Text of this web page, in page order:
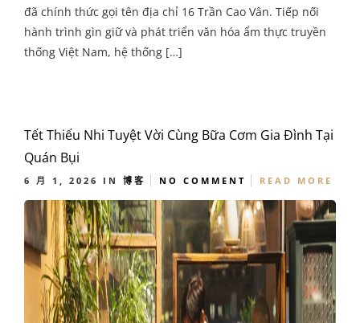
đã chính thức gọi tên địa chỉ 16 Trần Cao Vân. Tiếp nối
hành trình gìn giữ và phát triển văn hóa ẩm thực truyền
thống Việt Nam, hệ thống […]
Tết Thiếu Nhi Tuyệt Vời Cùng Bữa Cơm Gia Đình Tại
Quán Bụi
6 月 1, 2026 IN 博客 NO COMMENT READ MORE